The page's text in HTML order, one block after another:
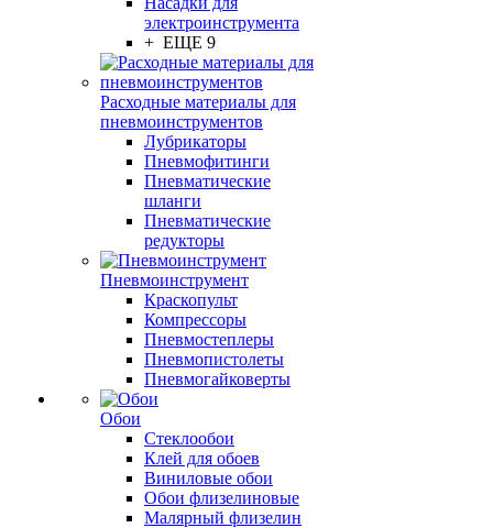
электроинструмента
+ ЕЩЕ 9
Расходные материалы для
пневмоинструментов
Лубрикаторы
Пневмофитинги
Пневматические
шланги
Пневматические
редукторы
Пневмоинструмент
Краскопульт
Компрессоры
Пневмостеплеры
Пневмопистолеты
Пневмогайковерты
Обои
Стеклообои
Клей для обоев
Виниловые обои
Обои флизелиновые
Малярный флизелин